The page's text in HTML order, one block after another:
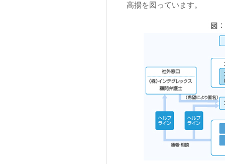
高揚を図っています。